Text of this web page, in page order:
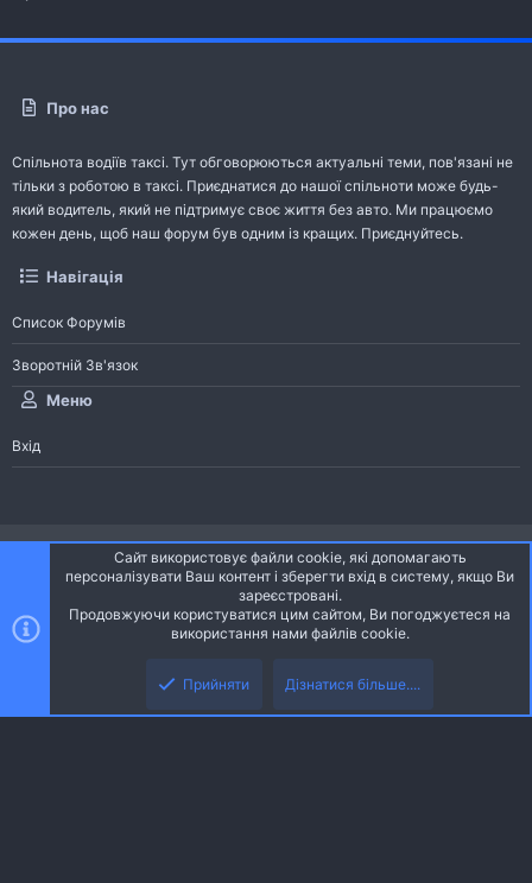
Про нас
Спільнота водіїв таксі. Тут обговорюються актуальні теми, пов'язані не
тільки з роботою в таксі. Приєднатися до нашої спільноти може будь-
який водитель, який не підтримує своє життя без авто. Ми працюємо
кожен день, щоб наш форум був одним із кращих. Приєднуйтесь.
Навігація
Список Форумів
Зворотній Зв'язок
Меню
Вхід
Ніч
Українська (UA)
S
Community platform by XenForo® © 2010-2026 XenForo Ltd.
Community platform by XenForo © 2010-2022 XenForo Ltd. | dev: Pages
Сайт використовує файли cookie, які допомагають
персоналізувати Ваш контент і зберегти вхід в систему, якщо Ви
зареєстровані.
Продовжуючи користуватися цим сайтом, Ви погоджуєтеся на
використання нами файлів cookie.
Прийняти Дізнатися більше....